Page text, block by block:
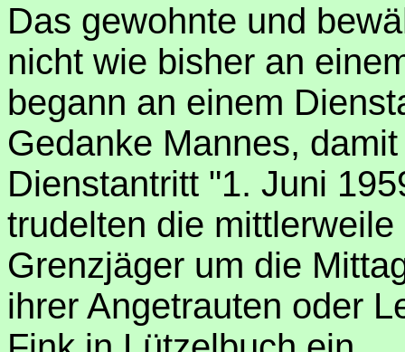
Das gewohnte und
nicht wie bisher an
begann an einem
Gedanke Mannes,
Dienstantritt "1. Juni
trudelten die
Grenzjäger um die
ihrer Angetrauten oder